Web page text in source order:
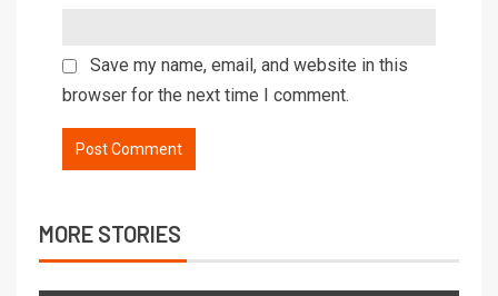
Save my name, email, and website in this
browser for the next time I comment.
MORE STORIES